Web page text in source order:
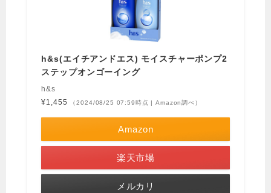
h&s(エイチアンドエス) モイスチャーポンプ2
ステップオンゴーイング
h&s
¥1,455
（2024/08/25 07:59時点 | Amazon調べ）
Amazon
楽天市場
メルカリ